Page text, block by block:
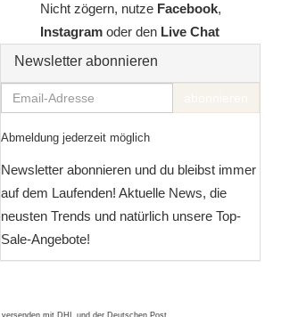
Nicht zögern, nutze Facebook,
Instagram oder denLive Chat
Newsletter abonnieren
Email-
Adresse
Abmeldung jederzeit möglich
Newsletter abonnieren und du bleibst immer
auf dem Laufenden! Aktuelle News, die
neusten Trends und natürlich unsere Top-
Sale-Angebote!